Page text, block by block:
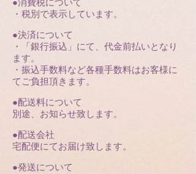
●消費税について
・税別で表示しています。
●決済について
・「銀行振込」にて、代金前払いとなり
ます。
・振込手数料など各種手数料はお客様に
てご負担頂きます。
●配送料について
別途、お知らせ致します。
●配送会社
宅配便にてお届け致します。
●発送について